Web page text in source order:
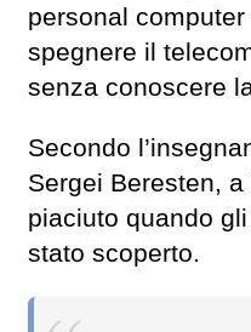
personal
spegnere il
senza conoscere
Secondo
Sergei Beresten,
piaciuto quando
stato scoperto.